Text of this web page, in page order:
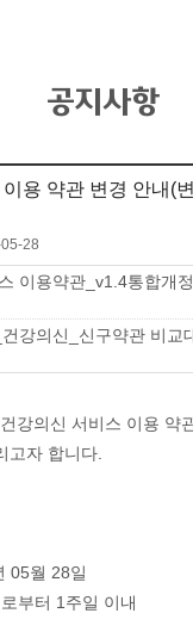
공지사항
용 약관 변경 안내(
28
이용약관_v1.4통합개
강의신_신구약관 비교
강의신 서비스 이용 약
고자 합니다.
05월 28일
부터 1주일 이내